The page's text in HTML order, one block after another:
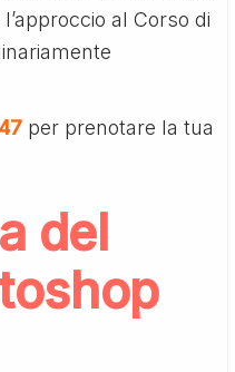
al Corso di
per prenotare la tua
del